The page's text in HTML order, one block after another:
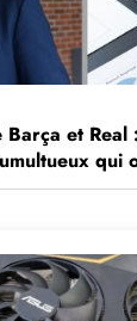
Barça et
qui